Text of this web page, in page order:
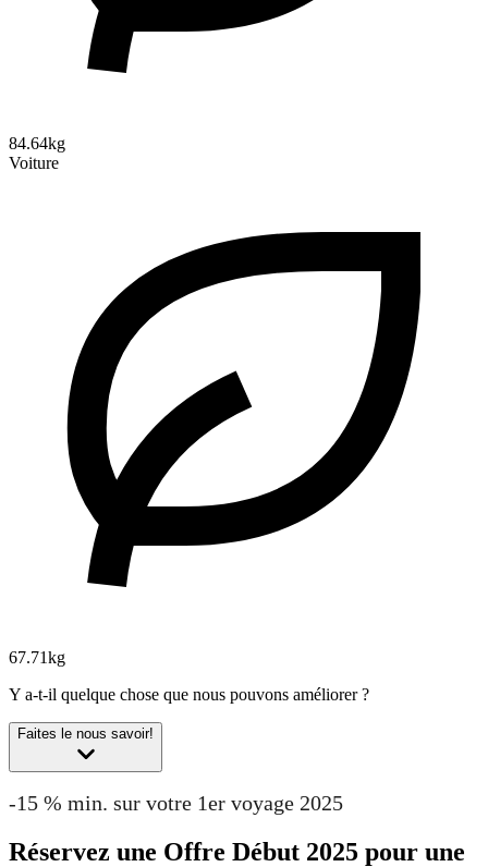
84.64kg
Voiture
67.71kg
Y a-t-il quelque chose que nous pouvons améliorer ?
Faites le nous savoir!
-15 % min. sur votre 1er voyage 2025
Réservez une Offre Début 2025 pour une